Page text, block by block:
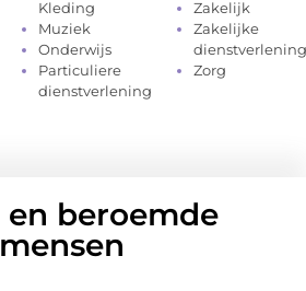
Kleding
Muziek
Onderwijs
Particuliere
dienstverlening
Zakelijk
Zakelijke
dienstverlening
Zorg
en beroemde
mensen